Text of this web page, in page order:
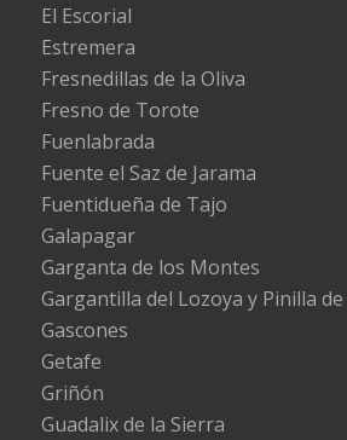
El Escorial
Estremera
Fresnedillas de la Oliva
Fresno de Torote
Fuenlabrada
Fuente el Saz de Jarama
Fuentidueña de Tajo
Galapagar
Garganta de los Montes
Gargantilla del Lozoya y Pinilla
Gascones
Getafe
Griñón
Guadalix de la Sierra